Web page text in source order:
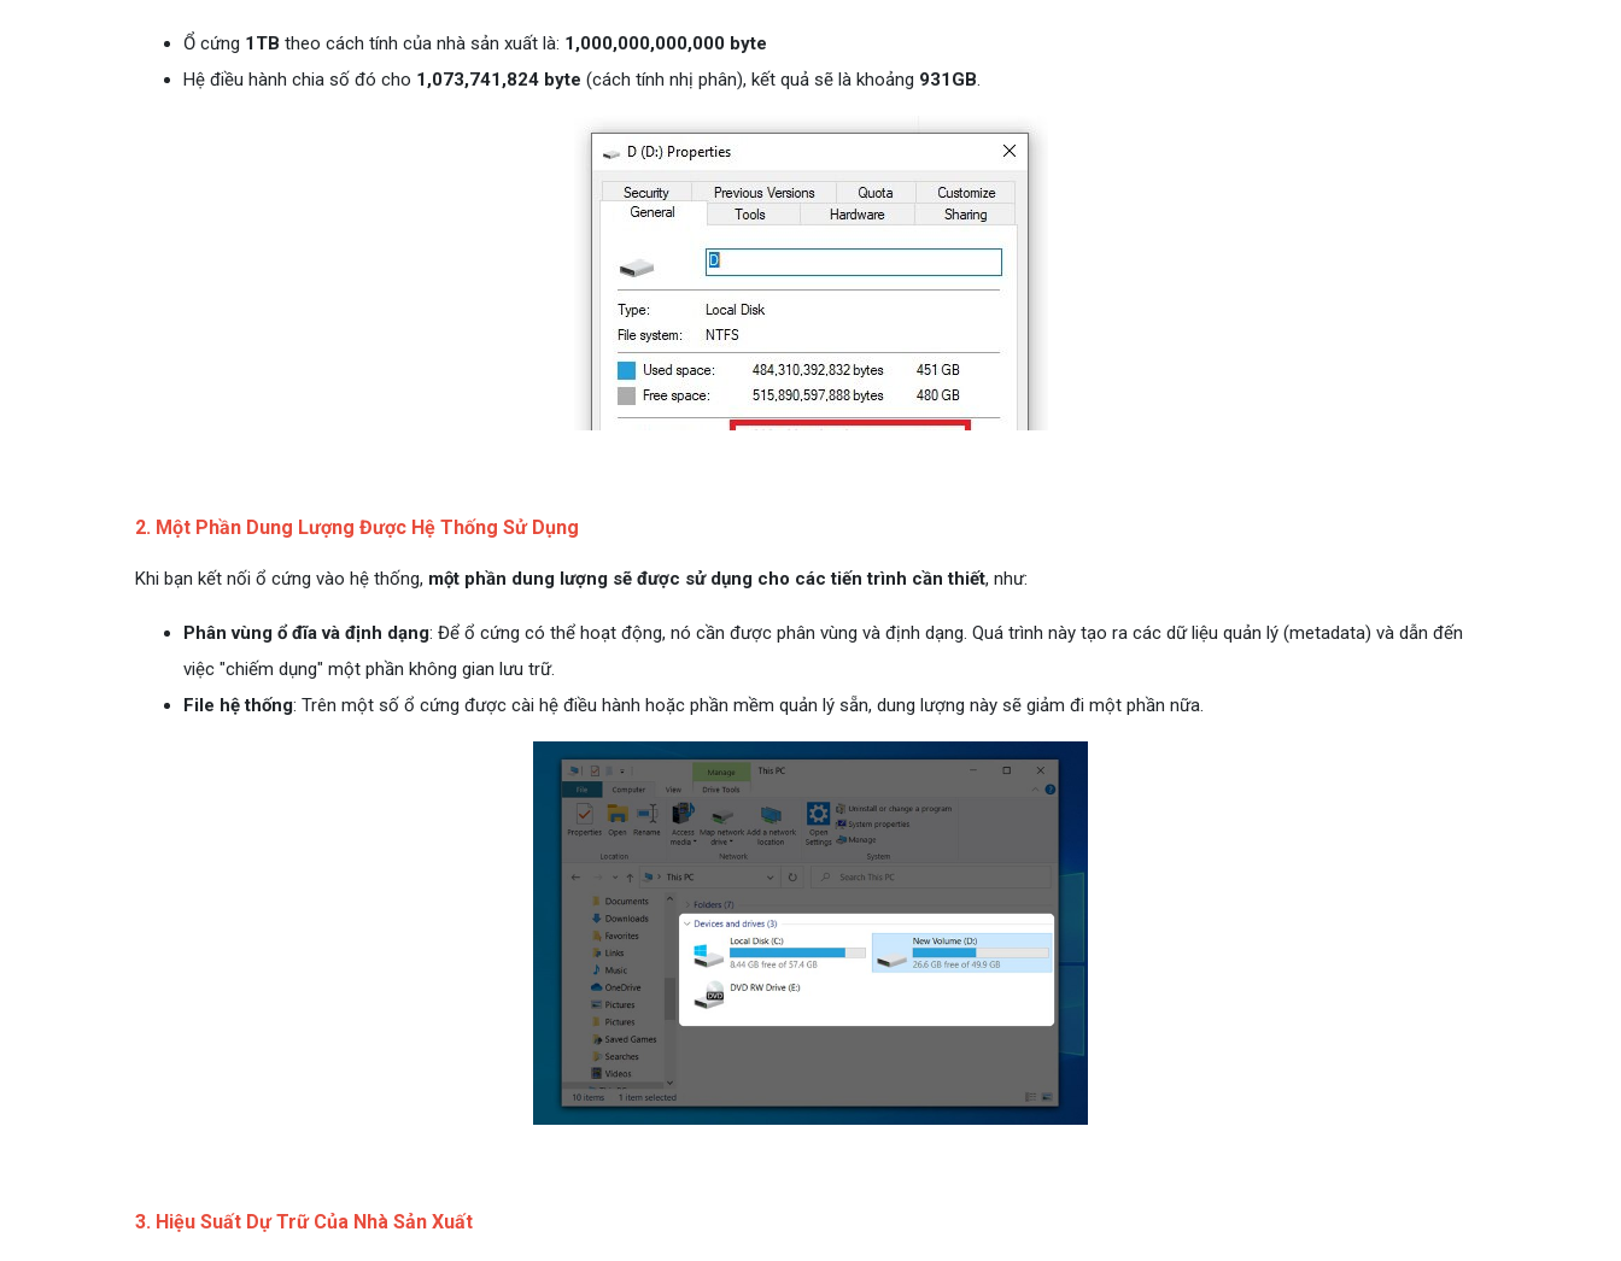
Ổ cứng 1TB theo cách tính của nhà sản xuất là: 1,000,000,000,000 byte
Hệ điều hành chia số đó cho 1,073,741,824 byte (cách tính nhị phân), kết quả sẽ là khoảng 931GB.
2. Một Phần Dung Lượng Được Hệ Thống Sử Dụng
Khi bạn kết nối ổ cứng vào hệ thống, một phần dung lượng sẽ được sử dụng cho các tiến trình cần thiết, như:
Phân vùng ổ đĩa và định dạng: Để ổ cứng có thể hoạt động, nó cần được phân vùng và định dạng. Quá trình này tạo ra các dữ liệu quản lý (metadata) và dẫn đến
việc "chiếm dụng" một phần không gian lưu trữ.
File hệ thống: Trên một số ổ cứng được cài hệ điều hành hoặc phần mềm quản lý sẵn, dung lượng này sẽ giảm đi một phần nữa.
3. Hiệu Suất Dự Trữ Của Nhà Sản Xuất